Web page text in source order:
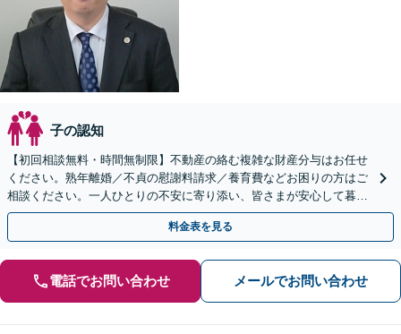
子の認知
【初回相談無料・時間無制限】不動産の絡む複雑な財産分与はお任せ
ください。熟年離婚／不貞の慰謝料請求／養育費などお困りの方はご
相談ください。一人ひとりの不安に寄り添い、皆さまが安心して暮ら
せるよう、全力でお守りします。
料金表を見る
電話でお問い合わせ メールでお問い合わせ